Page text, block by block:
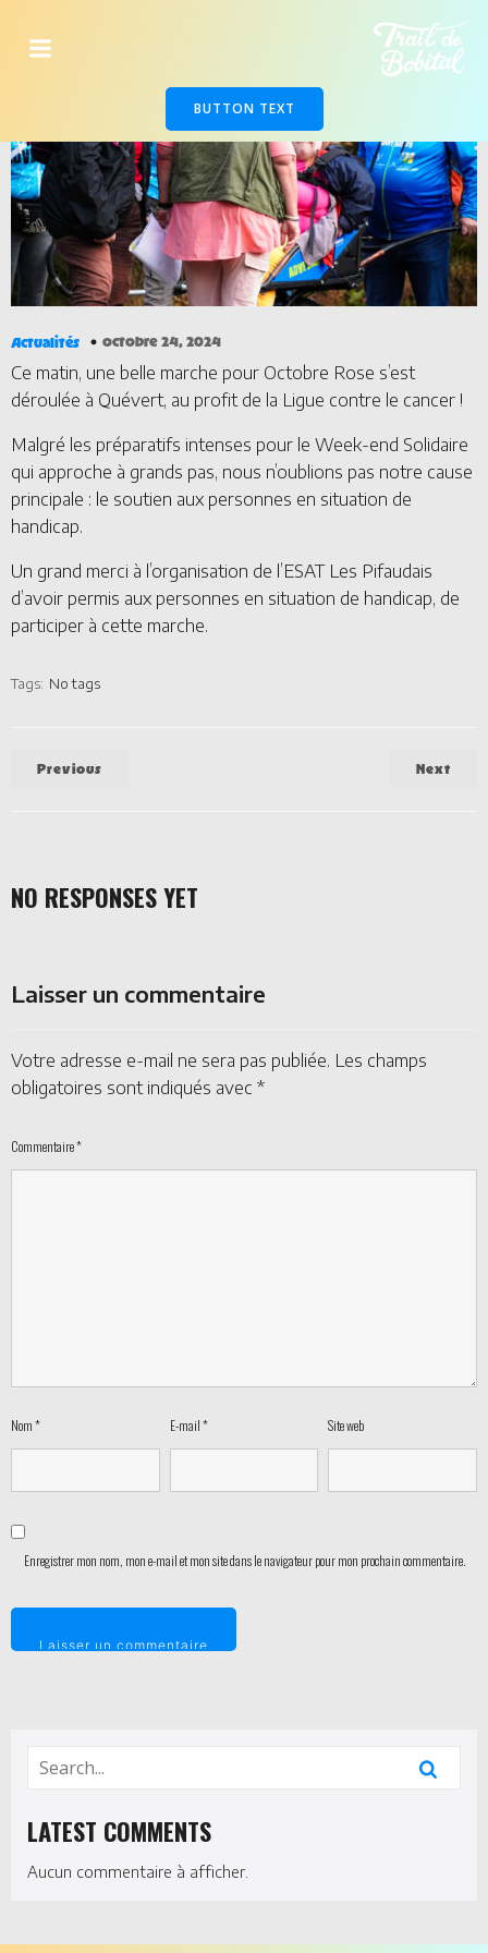
BUTTON TEXT
Actualités octobre 24, 2024
Ce matin, une belle marche pour Octobre Rose s’est
déroulée à Quévert, au profit de la Ligue contre le cancer !
Malgré les préparatifs intenses pour le Week-end Solidaire
qui approche à grands pas, nous n’oublions pas notre cause
principale : le soutien aux personnes en situation de
handicap.
Un grand merci à l’organisation de l’ESAT Les Pifaudais
d’avoir permis aux personnes en situation de handicap, de
participer à cette marche.
Tags: No tags
Previous Next
NO RESPONSES YET
Laisser un commentaire
Votre adresse e-mail ne sera pas publiée. Les champs
obligatoires sont indiqués avec *
Commentaire*
Nom* E-mail* Site web
Enregistrer mon nom, mon e-mail et mon site dans le navigateur pour mon prochain commentaire.
LATEST COMMENTS
Aucun commentaire à afficher.